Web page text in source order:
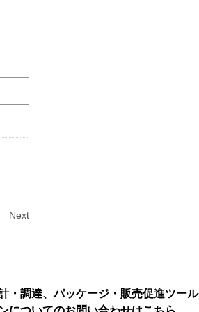
Next
・調達、パッケージ・販売促進ツール